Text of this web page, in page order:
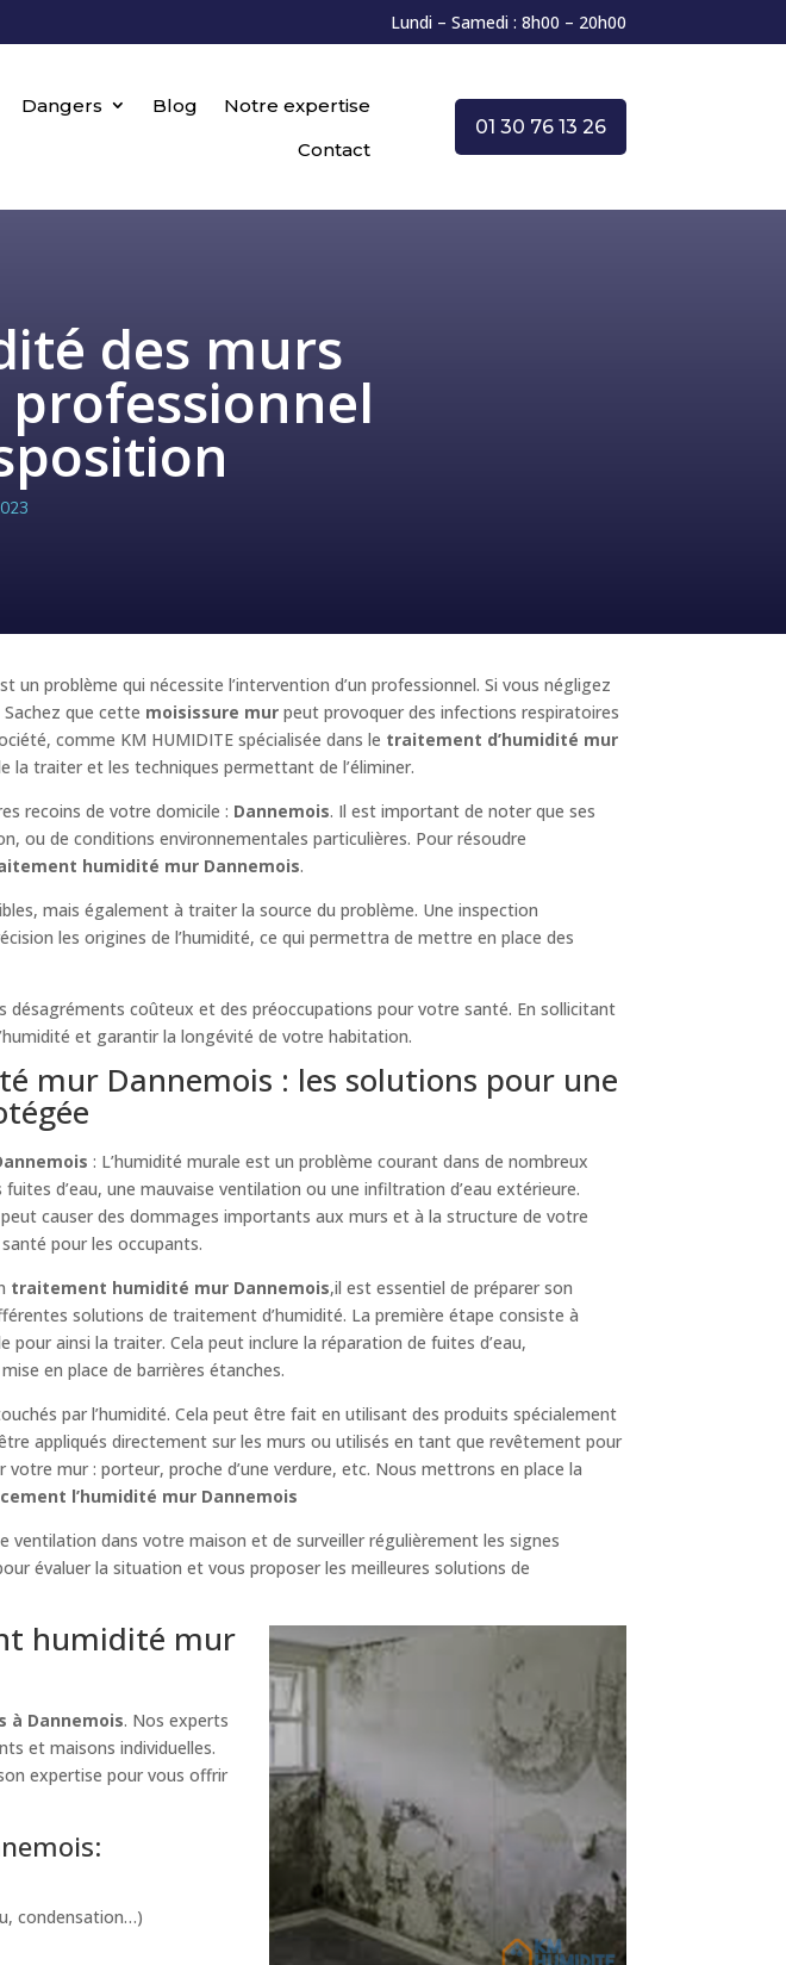
Lundi – Samedi : 8h00 – 20h00
Dangers Blog
Notre expertise
Contact
01 30 76 13 26
des murs
problème qui nécessite l’intervention d’un professionnel. Si vous négligez
que cette moisissure mur peut provoquer des infections respiratoires
comme KM HUMIDITE spécialisée dans le traitement d’humidité mur
la traiter et les techniques permettant de l’éliminer.
recoins de votre domicile : Dannemois. Il est important de noter que ses
ou de conditions environnementales particulières. Pour résoudre
humidité mur Dannemois.
mais également à traiter la source du problème. Une inspection
les origines de l’humidité, ce qui permettra de mettre en place des
désagréments coûteux et des préoccupations pour votre santé. En sollicitant
et garantir la longévité de votre habitation.
mur Dannemois : les solutions pour une
: L’humidité murale est un problème courant dans de nombreux
d’eau, une mauvaise ventilation ou une infiltration d’eau extérieure.
causer des dommages importants aux murs et à la structure de votre
pour les occupants.
traitement humidité mur Dannemois,il est essentiel de préparer son
solutions de traitement d’humidité. La première étape consiste à
pour ainsi la traiter. Cela peut inclure la réparation de fuites d’eau,
en place de barrières étanches.
par l’humidité. Cela peut être fait en utilisant des produits spécialement
appliqués directement sur les murs ou utilisés en tant que revêtement pour
mur : porteur, proche d’une verdure, etc. Nous mettrons en place la
l’humidité mur Dannemois
dans votre maison et de surveiller régulièrement les signes
évaluer la situation et vous proposer les meilleures solutions de
humidité mur
à Dannemois. Nos experts
et maisons individuelles.
expertise pour vous offrir
condensation…)